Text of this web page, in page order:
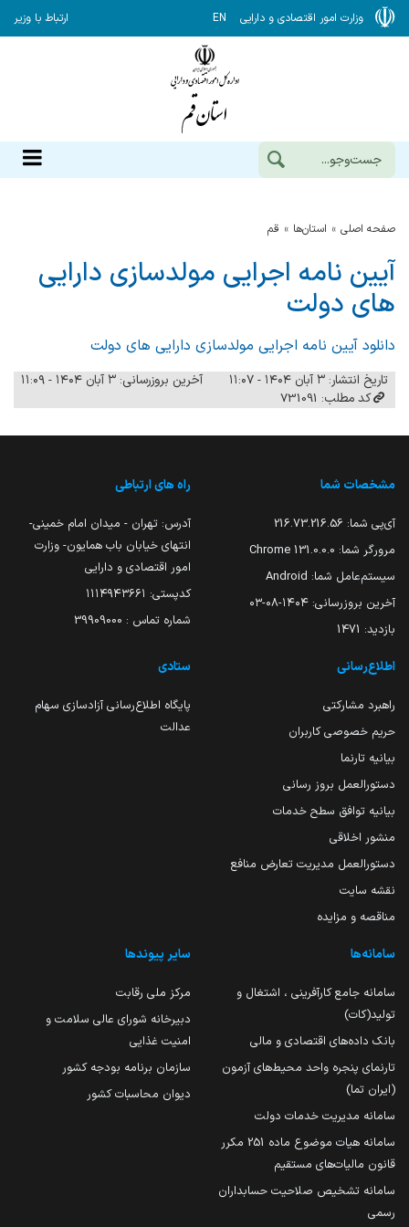
وزارت امور اقتصادی و دارایی EN ارتباط با وزیر
صفحه اصلی استان‌ها قم
آیین نامه اجرایی مولدسازی دارایی
های دولت
دانلود آیین نامه اجرایی مولدسازی دارایی های دولت
تاریخ انتشار: ۳ آبان ۱۴۰۴ - ۱۱:۰۷
آخرین بروزرسانی: ۳ آبان ۱۴۰۴ - ۱۱:۰۹
کد مطلب: 731091
مشخصات شما
آی‌پی شما: 216.73.216.56
مرورگر شما: 131.0.0.0 Chrome
سیستم‌عامل شما: Android
آخرین بروزرسانی: ۱۴۰۴-۰۸-۰۳
بازدید: 1471
راه های ارتباطی
آدرس: تهران - میدان امام خمینی-
انتهای خیابان باب همایون- وزارت
امور اقتصادی و دارایی
کدپستی: ۱۱۱۴۹۴۳۶۶۱
شماره تماس : 39909000
اطلاع‌رسانی
راهبرد مشارکتی
حریم خصوصی کاربران
بیانیه تارنما
دستورالعمل بروز رسانی
بیانیه توافق سطح خدمات
منشور اخلاقی
دستورالعمل مدیریت تعارض منافع
نقشه سایت
مناقصه و مزایده
ستادی
پایگاه اطلاع‌رسانی آزادسازی سهام
عدالت
سامانه‌ها
سامانه جامع کارآفرینی ، اشتغال و
تولید(کات)
بانک داده‌های اقتصادی و مالی
تارنمای پنجره واحد محیط‌های آزمون
(ایران تما)
سامانه مدیریت خدمات دولت
سامانه هیات موضوع ماده 251 مکرر
قانون مالیات‌های مستقیم
سامانه تشخیص صلاحیت حسابداران
رسمی
سایر پیوندها
مرکز ملی رقابت
دبیرخانه شورای عالی سلامت و
امنیت غذایی
سازمان برنامه بودجه کشور
دیوان محاسبات کشور